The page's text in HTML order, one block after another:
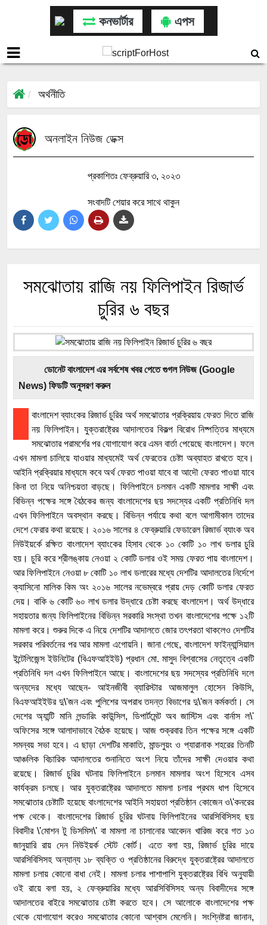
কনভার্টার এপস
অর্থনীতি
অনলাইন নিউজ ডেক্স
প্রকাশিতঃ ফেব্রুয়ারি ৩, ২০২৩
সংবাদটি শেয়ার করে সাথে থাকুন
সমঝোতায় রাজি নয় ফিলিপাইন রিজার্ভ
চুরির ৬ বছর
ডোনেট বাংলাদেশ এর সর্বশেষ খবর পেতে গুগল নিউজ (Google
News) ফিডটি অনুসরণ করুন
বাংলাদেশ ব্যাংকের রিজার্ভ চুরির অর্থ সমঝোতার প্রক্রিয়ায় ফেরত দিতে রাজি
নয় ফিলিপাইন। যুক্তরাষ্ট্রের আদালতের বিকল্প বিরোধ নিষ্পত্তির মাধ্যমে
সমঝোতার পরামর্শের পর যোগাযোগ করে এমন বার্তা পেয়েছে বাংলাদেশ। ফলে
এখন মামলা চালিয়ে যাওয়ার মাধ্যমেই অর্থ ফেরতের চেষ্টা অব্যাহত রাখতে হবে।
আইনি প্রক্রিয়ার মাধ্যমে কবে অর্থ ফেরত পাওয়া যাবে বা আদৌ ফেরত পাওয়া যাবে
কিনা তা নিয়ে অনিশ্চয়তা বাড়ছে। ফিলিপাইনে চলমান একটি মামলার সাক্ষী এবং
বিভিন্ন পক্ষের সঙ্গে বৈঠকের জন্য বাংলাদেশের ছয় সদস্যের একটি প্রতিনিধি দল
এখন ফিলিপাইনে অবস্থান করছে। বিভিন্ন পর্যায়ে কথা বলে আগামীকাল তাদের
দেশে ফেরার কথা রয়েছে। ২০১৬ সালের ৪ ফেব্রুয়ারি ফেডারেল রিজার্ভ ব্যাংক অব
নিউইয়র্কে রক্ষিত বাংলাদেশ ব্যাংকের হিসাব থেকে ১০ কোটি ১০ লাখ ডলার চুরি
হয়। চুরি করে শ্রীলঙ্কায় নেওয়া ২ কোটি ডলার ওই সময় ফেরত পায় বাংলাদেশ।
আর ফিলিপাইনে নেওয়া ৮ কোটি ১০ লাখ ডলারের মধ্যে দেশটির আদালতের নির্দেশে
ক্যাসিনো মালিক কিম অং ২০১৬ সালের নভেম্বরে প্রায় দেড় কোটি ডলার ফেরত
দেয়। বাকি ৬ কোটি ৬০ লাখ ডলার উদ্ধারে চেষ্টা করছে বাংলাদেশ। অর্থ উদ্ধারে
সহায়তার জন্য ফিলিপাইনের বিভিন্ন সরকারি সংস্থা তখন বাংলাদেশের পক্ষে ১২টি
মামলা করে। শুরুর দিকে এ নিয়ে দেশটির আদালতে জোর তৎপরতা থাকলেও দেশটির
সরকার পরিবর্তনের পর আর মামলা এগোয়নি। জানা গেছে, বাংলাদেশ ফাইন্যান্সিয়াল
ইন্টেলিজেন্স ইউনিটের (বিএফআইইউ) প্রধান মো. মাসুদ বিশ্বাসের নেতৃত্বে একটি
প্রতিনিধি দল এখন ফিলিপাইনে আছে। বাংলাদেশের ছয় সদস্যের প্রতিনিধি দলে
অন্যদের মধ্যে আছেন- আইনজীবী ব্যারিস্টার আজমালুল হোসেন কিউসি,
বিএফআইইউর দু\'জন এবং পুলিশের অপরাধ তদন্ত বিভাগের দু\'জন কর্মকর্তা। সে
দেশের অ্যান্টি মানি লন্ডারিং কাউন্সিল, ডিপার্টমেন্ট অব জাস্টিস এবং বার্নাস ল\'
অফিসের সঙ্গে আলাদাভাবে বৈঠক হয়েছে। আজ শুক্রবার তিন পক্ষের সঙ্গে একটি
সমন্বয় সভা হবে। এ ছাড়া দেশটির মাকাতি, মান্ডলুয়ং ও প্যারানাক শহরের তিনটি
আঞ্চলিক বিচারিক আদালতের শুনানিতে অংশ নিয়ে তাঁদের সাক্ষী দেওয়ার কথা
রয়েছে। রিজার্ভ চুরির ঘটনায় ফিলিপাইনে চলমান মামলার অংশ হিসেবে এসব
কার্যক্রম চলছে। আর যুক্তরাষ্ট্রের আদালতে মামলা চলার প্রথম ধাপ হিসেবে
সমঝোতার চেষ্টাটি হয়েছে বাংলাদেশের আইনি সহায়তা প্রতিষ্ঠান কোজেন ও\'কনরের
পক্ষ থেকে। বাংলাদেশের রিজার্ভ চুরির ঘটনায় ফিলিপাইনের আরসিবিসিসহ ছয়
বিবাদীর \'মোশন টু ডিসমিস\' বা মামলা না চালানোর আবেদন খারিজ করে গত ১৩
জানুয়ারি রায় দেন নিউইয়র্ক স্টেট কোর্ট। এতে বলা হয়, রিজার্ভ চুরির দায়ে
আরসিবিসিসহ অন্যান্য ১৮ ব্যক্তি ও প্রতিষ্ঠানের বিরুদ্ধে যুক্তরাষ্ট্রের আদালতে
মামলা চলায় কোনো বাধা নেই। মামলা চলার পাশাপাশি যুক্তরাষ্ট্রের বিধি অনুযায়ী
ওই রায়ে বলা হয়, ২ ফেব্রুয়ারির মধ্যে আরসিবিসিসহ অন্য বিবাদীদের সঙ্গে
আদালতের বাইরে সমঝোতার চেষ্টা করতে হবে। সে আলোকে বাংলাদেশের পক্ষ
থেকে যোগাযোগ করেও সমঝোতার কোনো আশ্বাস মেলেনি। সংশ্নিষ্টরা জানান,